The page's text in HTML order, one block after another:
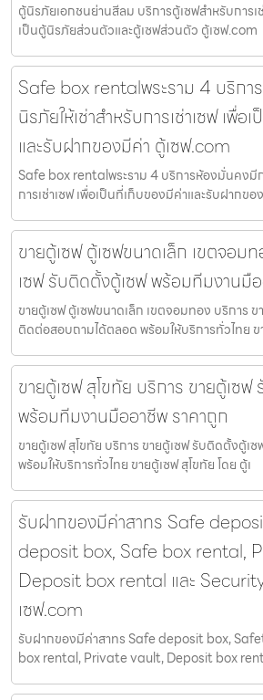
ตู้นิรภัยเอกชนย่านสีลม บริการตู้เซฟสำหรับการเ
เป็นตู้นิรภัยส่วนตัวและตู้เซฟส่วนตัว ตู้เซฟ.com
Safe box rentalพระราม 4 บริก
นิรภัยให้เช่าสำหรับการเช่าเซฟ เพื่อ
และรับฝากของมีค่า ตู้เซฟ.com
Safe box rentalพระราม 4 บริการห้องมั่นคงมี
การเช่าเซฟ เพื่อเป็นที่เก็บของมีค่าและรับฝากขอ
ขายตู้เซฟ ตู้เซฟขนาดเล็ก เขตจอม
เซฟ รับติดตั้งตู้เซฟ พร้อมทีมงานมื
ขายตู้เซฟ ตู้เซฟขนาดเล็ก เขตจอมทอง บริการ
ติดต่อสอบถามได้ตลอด พร้อมให้บริการทั่วไทย ข
ขายตู้เซฟ สุโขทัย บริการ ขายตู้เซ
พร้อมทีมงานมืออาชีพ ราคาถูก
ขายตู้เซฟ สุโขทัย บริการ ขายตู้เซฟ รับติดตั้งตู้
พร้อมให้บริการทั่วไทย ขายตู้เซฟ สุโขทัย โดย ตู้เ
รับฝากของมีค่าสาทร Safe
deposit box, Safe box rental,
Deposit box rental และ
เซฟ.com
รับฝากของมีค่าสาทร Safe deposit box,
box rental, Private vault, Deposit box